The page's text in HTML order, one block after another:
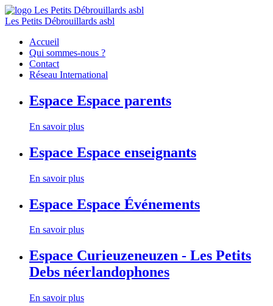
Les Petits Débrouillards asbl
Accueil
Qui sommes-nous ?
Contact
Réseau International
Espace Espace parents
En savoir plus
Espace Espace enseignants
En savoir plus
Espace Espace Événements
En savoir plus
Espace Curieuzeneuzen - Les Petits
Debs néerlandophones
En savoir plus